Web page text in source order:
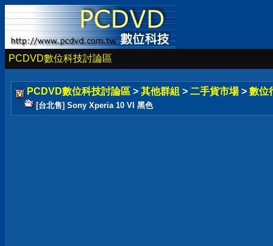
PCDVD數位科技討論區
PCDVD數位科技討論區 > 其他群組 > 二手貨市場 > 數位
[台北售] Sony Xperia 10 VI 黑色